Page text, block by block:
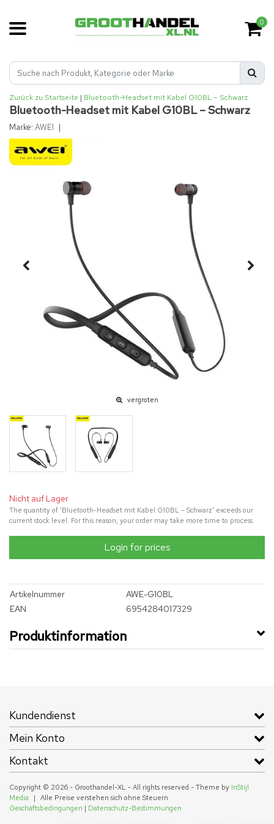
0
Zurück zu Startseite | Bluetooth-Headset mit Kabel G10BL – Schwarz
Bluetooth-Headset mit Kabel G10BL – Schwarz
Marke: AWEI |
vergroten
Nicht auf Lager
The quantity of 'Bluetooth-Headset mit Kabel G10BL – Schwarz' exceeds our
current stock level. For this reason, your order may take more time to process.
Login for prices
Artikelnummer
AWE-G10BL
EAN
6954284017329
Produktinformation
Kundendienst
Mein Konto
Kontakt
Copyright © 2026 - Groothandel-XL - All rights reserved - Theme by InStijl
Media
|
Alle Preise verstehen sich ohne Steuern
Geschäftsbedingungen | Datenschutz-Bestimmungen